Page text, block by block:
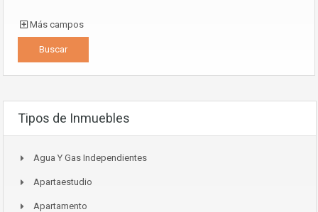
Más campos
Tipos de Inmuebles
Agua Y Gas Independientes
Apartaestudio
Apartamento